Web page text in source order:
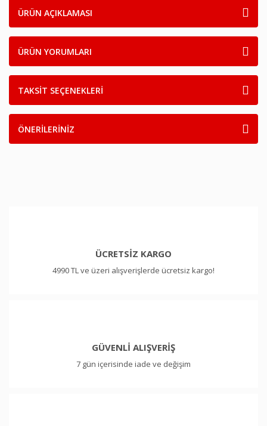
ÜRÜN AÇIKLAMASI
ÜRÜN YORUMLARI
TAKSİT SEÇENEKLERİ
ÖNERİLERİNİZ
ÜCRETSİZ KARGO
4990 TL ve üzeri alışverişlerde ücretsiz kargo!
GÜVENLİ ALIŞVERİŞ
7 gün içerisinde iade ve değişim